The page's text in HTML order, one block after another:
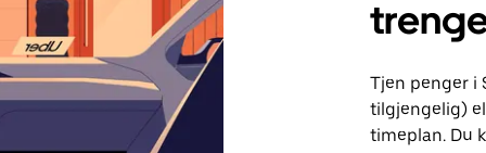
Tjen penger i
tilgjengelig)
timeplan. Du